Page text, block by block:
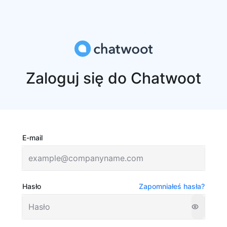
Zaloguj się do Chatwoot
E-mail
Hasło Zapomniałeś hasła?